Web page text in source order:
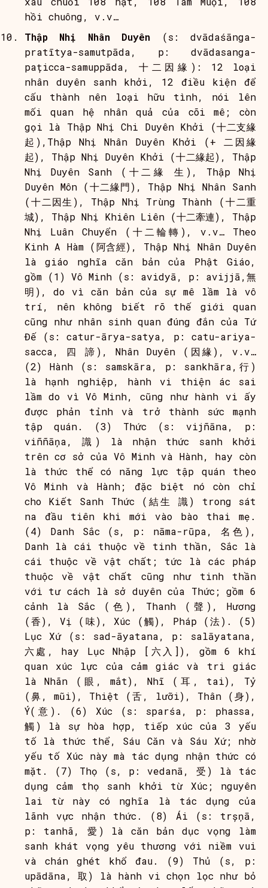
hồi chuông, v.v…
Thập Nhị Nhân Duyên (s: dvādaśānga-
pratītya-samutpāda, p: dvādasanga-
pațicca-samuppāda, 十二因緣): 12 loại
nhân duyên sanh khởi, 12 điều kiện để
cấu thành nên loại hữu tình, nói lên
mối quan hệ nhân quả của cõi mê; còn
gọi là Thập Nhị Chi Duyên Khởi (十二支緣
起),Thập Nhị Nhân Duyên Khởi (+ 二因緣
起), Thập Nhị Duyên Khởi (十二緣起), Thập
Nhị Duyên Sanh (十二緣 生), Thập Nhị
Duyên Môn (十二緣門), Thập Nhị Nhân Sanh
(十二因生), Thập Nhị Trùng Thành (十二重
城), Thập Nhị Khiên Liên (十二牽連), Thập
Nhị Luân Chuyển (十二輪轉), v.v… Theo
Kinh A Hàm (阿含經), Thập Nhị Nhân Duyên
là giáo nghĩa căn bản của Phật Giáo,
gồm (1) Vô Minh (s: avidyā, p: avijjā,無
明), do vì căn bản của sự mê lầm là vô
trí, nên không biết rõ thế giới quan
cũng như nhân sinh quan đúng đắn của Tứ
Đế (s: catur-ārya-satya, p: catu-ariya-
sacca, 四 諦), Nhân Duyên (因緣), v.v…
(2) Hành (s: samskāra, p: sankhāra,行)
là hạnh nghiệp, hành vi thiện ác sai
lầm do vì Vô Minh, cũng như hành vi ấy
được phản tỉnh và trở thành sức mạnh
tập quán. (3) Thức (s: vijñāna, p:
viññāņa, 識) là nhận thức sanh khởi
trên cơ sở của Vô Minh và Hành, hay còn
là thức thể có năng lực tập quán theo
Vô Minh và Hành; đặc biệt nó còn chỉ
cho Kiết Sanh Thức (結生 識) trong sát
na đầu tiên khi mới vào bào thai mẹ.
(4) Danh Sắc (s, p: nāma-rūpa, 名色),
Danh là cái thuộc về tinh thần, Sắc là
cái thuộc về vật chất; tức là các pháp
thuộc về vật chất cũng như tinh thần
với tư cách là sở duyên của Thức; gồm 6
cảnh là Sắc (色), Thanh (聲), Hương
(香), Vị (味), Xúc (觸), Pháp (法). (5)
Lục Xứ (s: sad-āyatana, p: salāyatana,
六處, hay Lục Nhập [六入]), gồm 6 khí
quan xúc lực của cảm giác và tri giác
là Nhãn (眼, mắt), Nhĩ (耳, tai), Tỷ
(鼻, mũi), Thiệt (舌, lưỡi), Thân (身),
Ý(意). (6) Xúc (s: sparśa, p: phassa,
觸) là sự hòa hợp, tiếp xúc của 3 yếu
tố là thức thể, Sáu Căn và Sáu Xứ; nhờ
yếu tố Xúc này mà tác dụng nhận thức có
mặt. (7) Thọ (s, p: vedanā, 受) là tác
dụng cảm thọ sanh khởi từ Xúc; nguyên
lai từ này có nghĩa là tác dụng của
lãnh vực nhận thức. (8) Ái (s: trșņā,
p: tanhã, 愛) là căn bản dục vọng làm
sanh khát vọng yêu thương với niềm vui
và chán ghét khổ đau. (9) Thủ (s, p:
upādāna, 取) là hành vi chọn lọc như bỏ